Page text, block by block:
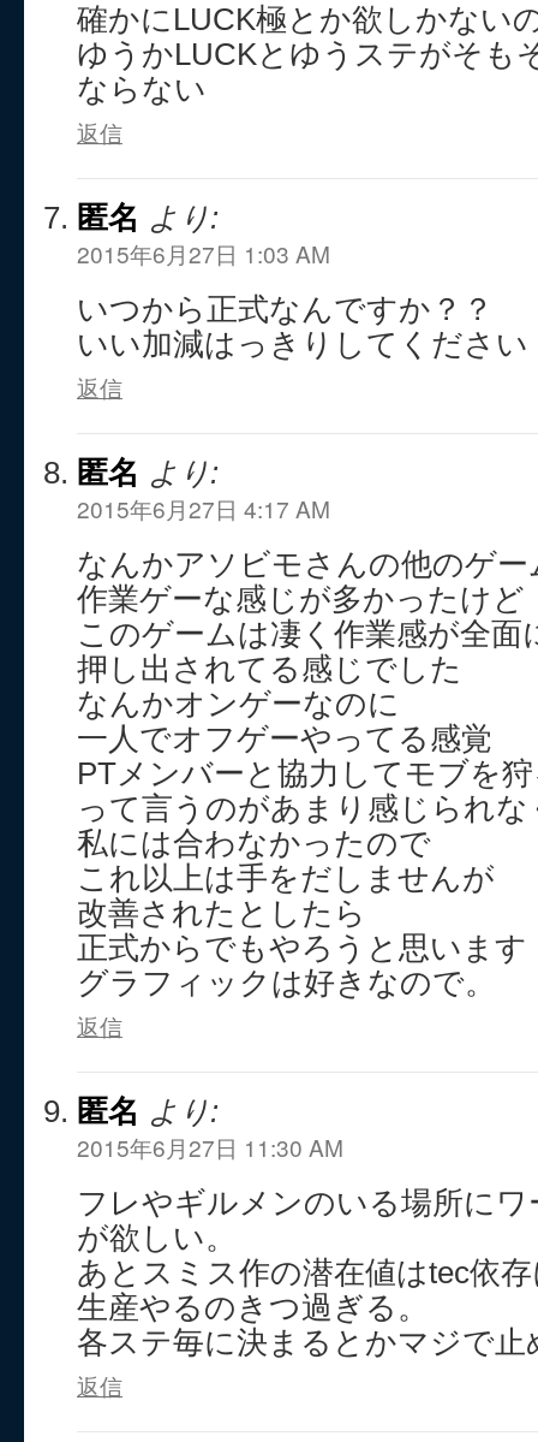
確かにLUCK極とか欲しかない
ゆうかLUCKとゆうステがそも
ならない
返信
匿名 より:
2015年6月27日 1:03 AM
いつから正式なんですか？？
いい加減はっきりしてください
返信
匿名 より:
2015年6月27日 4:17 AM
なんかアソビモさんの他のゲー
作業ゲーな感じが多かったけど
このゲームは凄く作業感が全面
押し出されてる感じでした
なんかオンゲーなのに
一人でオフゲーやってる感覚
PTメンバーと協力してモブを
って言うのがあまり感じられな
私には合わなかったので
これ以上は手をだしませんが
改善されたとしたら
正式からでもやろうと思います
グラフィックは好きなので。
返信
匿名 より:
2015年6月27日 11:30 AM
フレやギルメンのいる場所に
が欲しい。
あとスミス作の潜在値はtec依
生産やるのきつ過ぎる。
各ステ毎に決まるとかマジで止
返信